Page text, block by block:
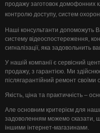
продажу заготовок домофонних
контролю доступу, систем
Наші консультанти допоможуть
систему відеоспостереження,
сигналізації, яка задовольнить
У нашій компанії є сервісний
продажу, з гарантією. Ми
післягарантійний ремонт своїми
Якість, ціна та практичність –
Але основним критерієм для
задоволенням можемо сказати,
іншими інтернет-магазинами.